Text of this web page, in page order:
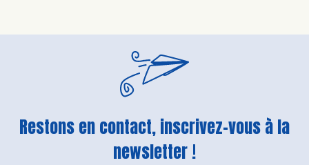
Restons en contact, inscrivez-vous à la
newsletter !